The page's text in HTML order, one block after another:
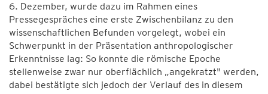
6. Dezember, wurde dazu im Rahmen eines
Pressegespräches eine erste Zwischenbilanz zu den
wissenschaftlichen Befunden vorgelegt, wobei ein
Schwerpunkt in der Präsentation anthropologischer
Erkenntnisse lag: So konnte die römische Epoche
stellenweise zwar nur oberflächlich „angekratzt" werden,
dabei bestätigte sich jedoch der Verlauf des in diesem